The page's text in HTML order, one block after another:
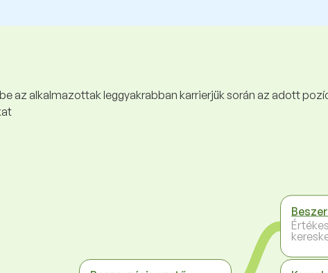
az alkalmazottak leggyakrabban karrierjük során az adott